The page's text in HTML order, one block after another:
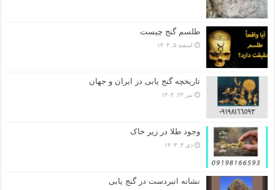
طلسم گنج چیست
اسفند ۵, ۱۴۰۴
تاریخچه گنج‌ یابی در ایران و جهان
تیر ۲۲, ۱۴۰۴
وجود طلا در زیر خاک
دی ۴, ۱۴۰۳
نشانه انبردست در گنج یابی